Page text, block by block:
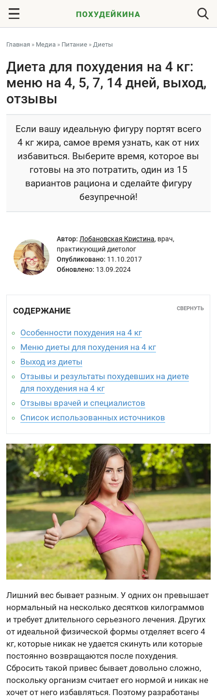
Главная » Медиа » Питание »Диеты
Диета для похудения на 4 кг:
меню на 4, 5, 7, 14 дней, выход,
отзывы
Если вашу идеальную фигуру портят всего
4 кг жира, самое время узнать, как от них
избавиться. Выберите время, которое вы
готовы на это потратить, один из 15
вариантов рациона и сделайте фигуру
безупречной!
Автор: Лобановская Кристина, врач,
практикующий диетолог
Опубликовано: 11.10.2017
Обновлено: 13.09.2024
СОДЕРЖАНИЕ СВЕРНУТЬ
Особенности похудения на 4 кг
Меню диеты для похудения на 4 кг
Выход из диеты
Отзывы и результаты похудевших на диете
для похудения на 4 кг
Отзывы врачей и специалистов
Список использованных источников
Лишний вес бывает разным. У одних он превышает
нормальный на несколько десятков килограммов
и требует длительного серьезного лечения. Других
от идеальной физической формы отделяет всего 4
кг, которые никак не удается скинуть или которые
постоянно возвращаются после похудения.
Сбросить такой привес бывает довольно сложно,
поскольку организм считает его нормой и никак не
хочет от него избавляться. Поэтому разработаны